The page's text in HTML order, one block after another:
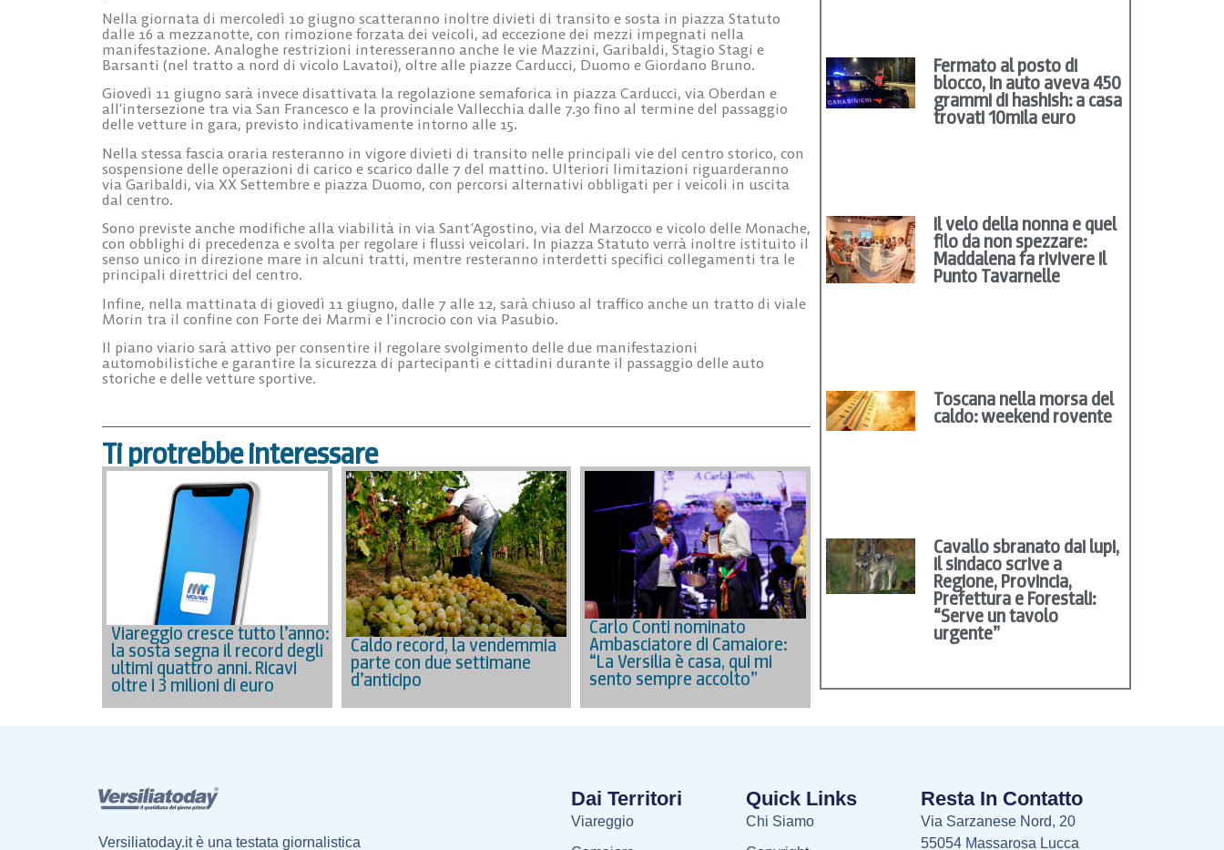
Nella giornata di mercoledì 10 giugno scatteranno inoltre divieti di transito e sosta in piazza Statuto
dalle 16 a mezzanotte, con rimozione forzata dei veicoli, ad eccezione dei mezzi impegnati nella
manifestazione. Analoghe restrizioni interesseranno anche le vie Mazzini, Garibaldi, Stagio Stagi e
Barsanti (nel tratto a nord di vicolo Lavatoi), oltre alle piazze Carducci, Duomo e Giordano Bruno.
Giovedì 11 giugno sarà invece disattivata la regolazione semaforica in piazza Carducci, via Oberdan e
all’intersezione tra via San Francesco e la provinciale Vallecchia dalle 7.30 fino al termine del passaggio
delle vetture in gara, previsto indicativamente intorno alle 15.
Nella stessa fascia oraria resteranno in vigore divieti di transito nelle principali vie del centro storico, con
sospensione delle operazioni di carico e scarico dalle 7 del mattino. Ulteriori limitazioni riguarderanno
via Garibaldi, via XX Settembre e piazza Duomo, con percorsi alternativi obbligati per i veicoli in uscita
dal centro.
Sono previste anche modifiche alla viabilità in via Sant’Agostino, via del Marzocco e vicolo delle Monache,
con obblighi di precedenza e svolta per regolare i flussi veicolari. In piazza Statuto verrà inoltre istituito il
senso unico in direzione mare in alcuni tratti, mentre resteranno interdetti specifici collegamenti tra le
principali direttrici del centro.
Infine, nella mattinata di giovedì 11 giugno, dalle 7 alle 12, sarà chiuso al traffico anche un tratto di viale
Morin tra il confine con Forte dei Marmi e l’incrocio con via Pasubio.
Il piano viario sarà attivo per consentire il regolare svolgimento delle due manifestazioni
automobilistiche e garantire la sicurezza di partecipanti e cittadini durante il passaggio delle auto
storiche e delle vetture sportive.
Ti protrebbe interessare
Viareggio cresce tutto l’anno:
la sosta segna il record degli
ultimi quattro anni. Ricavi
oltre i 3 milioni di euro
Caldo record, la vendemmia
parte con due settimane
d’anticipo
Carlo Conti nominato
Ambasciatore di Camaiore:
“La Versilia è casa, qui mi
sento sempre accolto”
Fermato al posto di
blocco, in auto aveva 450
grammi di hashish: a casa
trovati 10mila euro
Il velo della nonna e quel
filo da non spezzare:
Maddalena fa rivivere il
Punto Tavarnelle
Toscana nella morsa del
caldo: weekend rovente
Cavallo sbranato dai lupi,
il sindaco scrive a
Regione, Provincia,
Prefettura e Forestali:
“Serve un tavolo
urgente”
Versiliatoday.it è una testata giornalistica
Dai Territori
Viareggio
Quick Links
Chi Siamo
Resta In Contatto
Via Sarzanese Nord, 20
55054 Massarosa Lucca